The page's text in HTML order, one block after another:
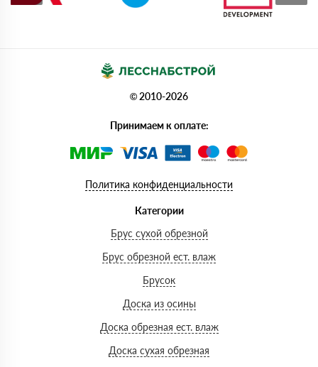
© 2010-2026
Принимаем к оплате:
Политика конфиденциальности
Категории
Брус сухой обрезной
Брус обрезной ест. влаж
Брусок
Доска из осины
Доска обрезная ест. влаж
Доска сухая обрезная